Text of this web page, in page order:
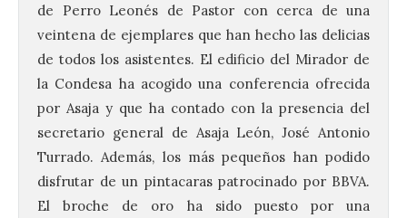
de Perro Leonés de Pastor con cerca de una
veintena de ejemplares que han hecho las delicias
de todos los asistentes. El edificio del Mirador de
la Condesa ha acogido una conferencia ofrecida
por Asaja y que ha contado con la presencia del
secretario general de Asaja León, José Antonio
Turrado. Además, los más pequeños han podido
disfrutar de un pintacaras patrocinado por BBVA.
El broche de oro ha sido puesto por una